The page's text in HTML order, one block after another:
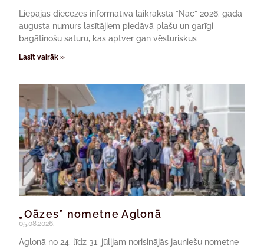
Liepājas diecēzes informatīvā laikraksta “Nāc” 2026. gada
augusta numurs lasītājiem piedāvā plašu un garīgi
bagātinošu saturu, kas aptver gan vēsturiskus
Lasīt vairāk »
„Oāzes” nometne Aglonā
05.08.2026.
Aglonā no 24. līdz 31. jūlijam norisinājās jauniešu nometne